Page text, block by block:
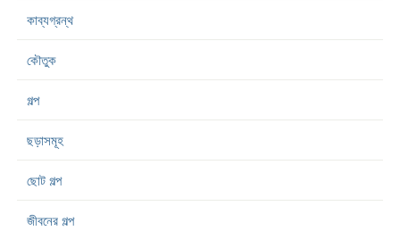
কাব্যগ্রন্থ
কৌতুক
গল্প
ছড়াসমূহ
ছোট গল্প
জীবনের গল্প